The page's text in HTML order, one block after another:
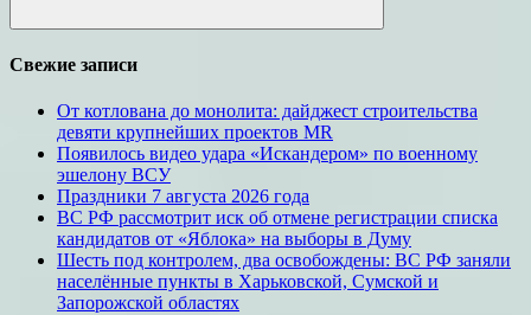
Поиск
Свежие записи
От котлована до монолита: дайджест строительства
девяти крупнейших проектов MR
Появилось видео удара «Искандером» по военному
эшелону ВСУ
Праздники 7 августа 2026 года
ВС РФ рассмотрит иск об отмене регистрации списка
кандидатов от «Яблока» на выборы в Думу
Шесть под контролем, два освобождены: ВС РФ заняли
населённые пункты в Харьковской, Сумской и
Запорожской областях